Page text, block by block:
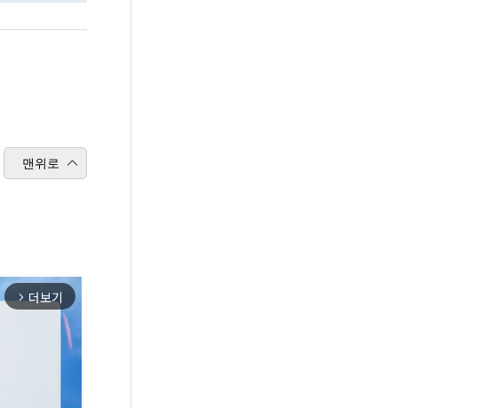
맨위로
arrow_forward_ios 더보기